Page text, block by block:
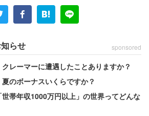
らせ sponsored
クレーマーに遭遇したことありますか？
夏のボーナスいくらですか？
世帯年収1000万円以上」の世界ってどんな